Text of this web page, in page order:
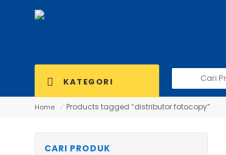
KATEGORI
Search
for:
Home ⁄ Products tagged “distributor fotocopy”
CARI PRODUK